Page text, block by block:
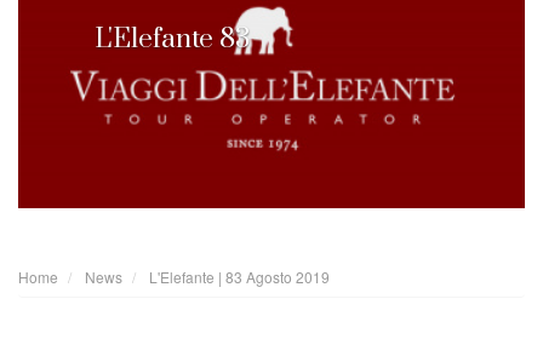
L'Elefante 83
Home News L'Elefante | 83 Agosto 2019